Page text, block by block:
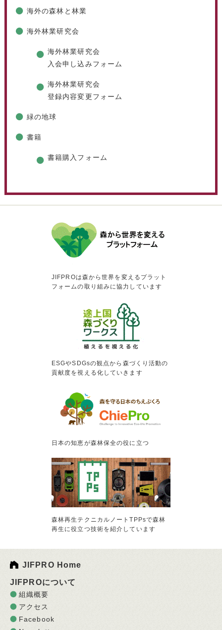
海外の森林と林業
海外林業研究会
海外林業研究会
入会申し込みフォーム
海外林業研究会
登録内容変更フォーム
緑の地球
書籍
書籍購入フォーム
JIFPROは森から世界を変えるプラット
フォームの取り組みに協力しています
ESGやSDGsの観点から森づくり活動の
貢献度を視える化していきます
日本の知恵が森林保全の役に立つ
森林再生テクニカルノートTPPsで森林
再生に役立つ技術を紹介しています
JIFPRO Home
JIFPROについて
組織概要
アクセス
Facebook